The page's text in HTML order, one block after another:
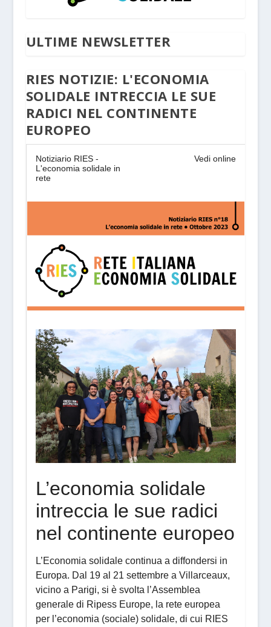
ULTIME NEWSLETTER
RIES NOTIZIE: L'ECONOMIA
SOLIDALE INTRECCIA LE SUE
RADICI NEL CONTINENTE
EUROPEO